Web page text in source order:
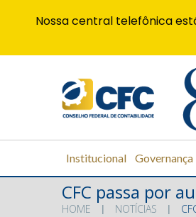
Institucional Governança
CFC passa por
HOME NOTÍCIAS
Nossa central telefônica